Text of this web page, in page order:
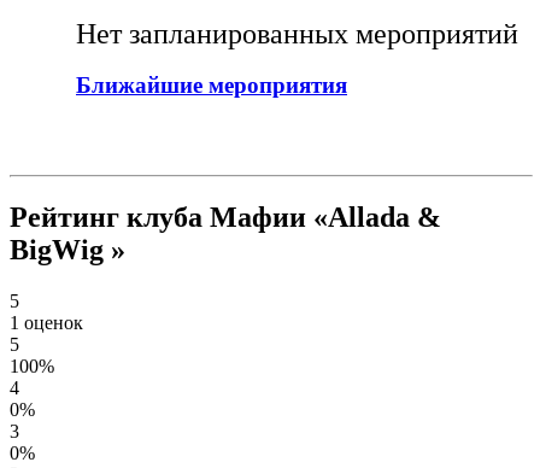
Нет запланированных мероприятий
Ближайшие мероприятия
Рейтинг клуба Мафии «Allada &
BigWig »
5
1 оценок
5
100%
4
0%
3
0%